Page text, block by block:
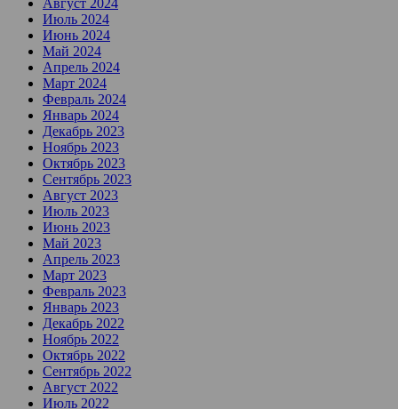
Август 2024
Июль 2024
Июнь 2024
Май 2024
Апрель 2024
Март 2024
Февраль 2024
Январь 2024
Декабрь 2023
Ноябрь 2023
Октябрь 2023
Сентябрь 2023
Август 2023
Июль 2023
Июнь 2023
Май 2023
Апрель 2023
Март 2023
Февраль 2023
Январь 2023
Декабрь 2022
Ноябрь 2022
Октябрь 2022
Сентябрь 2022
Август 2022
Июль 2022